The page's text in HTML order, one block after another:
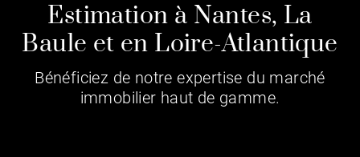
Estimation à Nantes, La
Baule et en Loire-Atlantique
Bénéficiez de notre expertise du marché
immobilier haut de gamme.